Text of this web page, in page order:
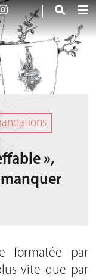
»,
formatée par
vite que par